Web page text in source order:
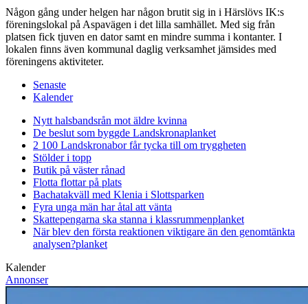
Någon gång under helgen har någon brutit sig in i Härslövs IK:s
föreningslokal på Aspavägen i det lilla samhället. Med sig från
platsen fick tjuven en dator samt en mindre summa i kontanter. I
lokalen finns även kommunal daglig verksamhet jämsides med
föreningens aktiviteter.
Senaste
Kalender
Nytt halsbandsrån mot äldre kvinna
De beslut som byggde Landskronaplanket
2 100 Landskronabor får tycka till om tryggheten
Stölder i topp
Butik på väster rånad
Flotta flottar på plats
Bachatakväll med Klenia i Slottsparken
Fyra unga män har åtal att vänta
Skattepengarna ska stanna i klassrummenplanket
När blev den första reaktionen viktigare än den genomtänkta
analysen?planket
Kalender
Annonser